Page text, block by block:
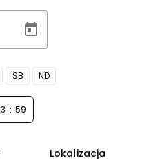
SB ND
:
Lokalizacja